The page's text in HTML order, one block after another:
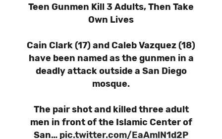
Teen Gunmen Kill 3 Adults, Then Take
Own Lives
Cain Clark (17) and Caleb Vazquez (18)
have been named as the gunmen in a
deadly attack outside a San Diego
mosque.
The pair shot and killed three adult
men in front of the Islamic Center of
San… pic.twitter.com/EaAmlN1d2P